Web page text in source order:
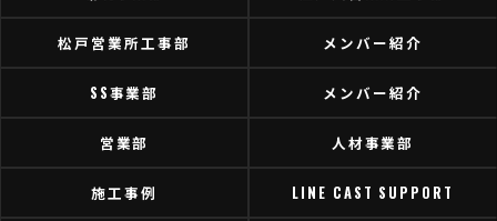
松戸営業所工事部 メンバー紹介
SS事業部 メンバー紹介
営業部 人材事業部
施工事例 LINE CAST SUPPORT